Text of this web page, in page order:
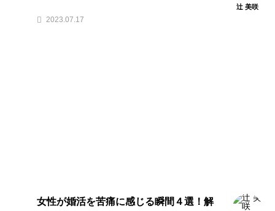
辻 美咲
2023.07.17
女性が婚活を苦痛に感じる瞬間４選！解